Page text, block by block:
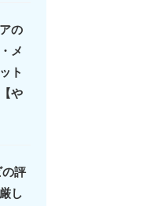
の
メ
ト
や
評
し